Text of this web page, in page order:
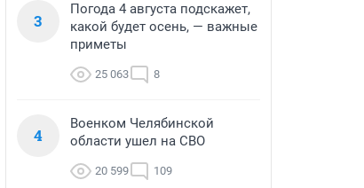
3
Погода 4 августа подскажет,
какой будет осень, — важные
приметы
25 063 8
4
Военком Челябинской
области ушел на СВО
20 599 109